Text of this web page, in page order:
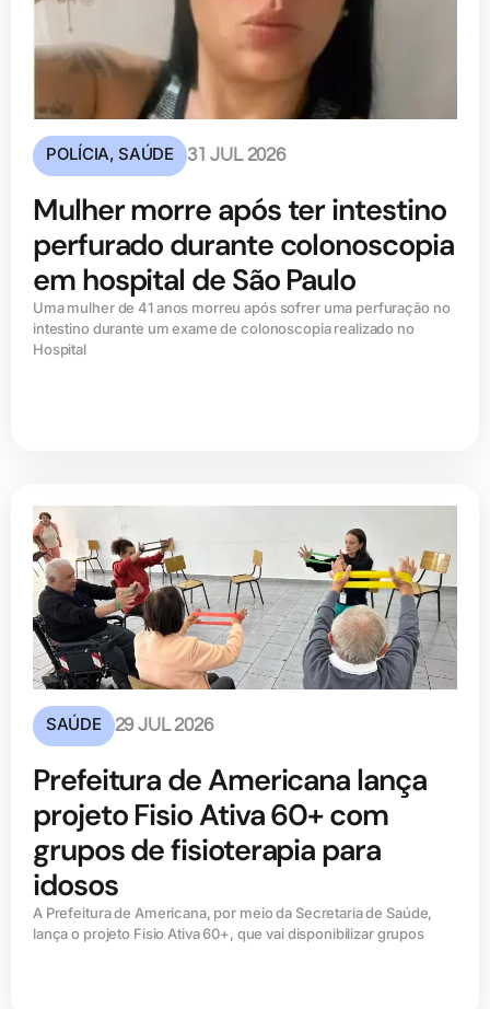
POLÍCIA,SAÚDE 31 JUL 2026
Mulher morre após ter intestino
perfurado durante colonoscopia
em hospital de São Paulo
Uma mulher de 41 anos morreu após sofrer uma perfuração no
intestino durante um exame de colonoscopia realizado no
Hospital
SAÚDE 29 JUL 2026
Prefeitura de Americana lança
projeto Fisio Ativa 60+ com
grupos de fisioterapia para
idosos
A Prefeitura de Americana, por meio da Secretaria de Saúde,
lança o projeto Fisio Ativa 60+, que vai disponibilizar grupos